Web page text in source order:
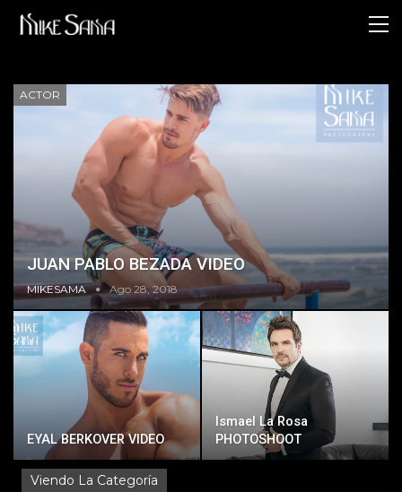
ACTOR
JUAN PABLO BEZADA VIDEO
MIKESAMA Ago 28, 2018
EYAL BERKOVER VIDEO
Ismael La Rosa
PHOTOSHOOT
Viendo La Categoría